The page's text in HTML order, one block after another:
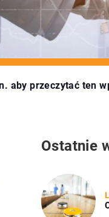
aby przeczytać ten
Ostatnie